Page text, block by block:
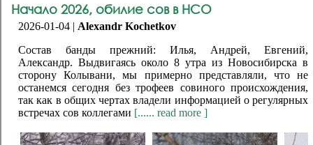
Начало 2026, обилие сов в НСО
2026-01-04 | Alexandr Kochetkov
Состав банды прежний: Илья, Андрей, Евгений,
Александр. Выдвигаясь около 8 утра из Новосибирска в
сторону Колывани, мы примерно представляли, что не
останемся сегодня без трофеев совиного происхождения,
так как в общих чертах владели информацией о регулярных
встречах сов коллегами [...... read more ]